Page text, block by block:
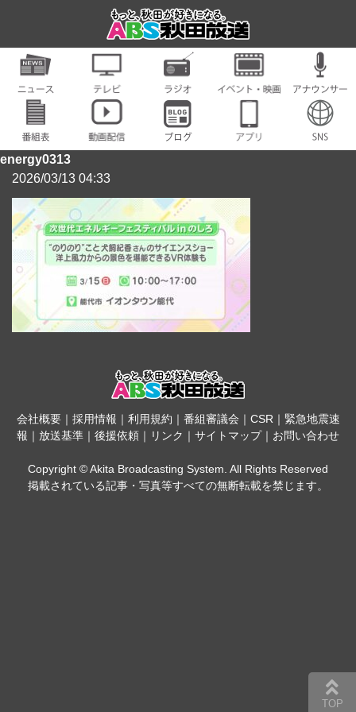
energy0313
2026/03/13 04:33
会社概要｜ 採用情報 ｜ 利用規約 ｜ 番組審議会 ｜ CSR｜ 緊急地震速
報 ｜ 放送基準 ｜ 後援依頼 ｜ リンク ｜ サイトマップ｜ お問い合わせ
Copyright © Akita Broadcasting System. All Rights Reserved
掲載されている記事・写真等すべての無断転載を禁じます。